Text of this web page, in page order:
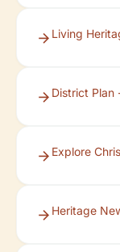
Living
District Plan
Explore
Heritage